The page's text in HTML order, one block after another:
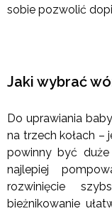
sobie pozwolić
Jaki wybrać
Do uprawiania
na trzech kołach –
powinny być
najlepiej
rozwinięcie
bieżnikowanie